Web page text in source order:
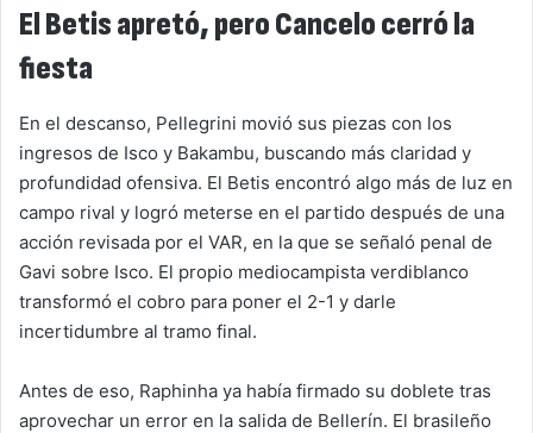
El Betis apretó, pero Cancelo cerró la
fiesta
En el descanso, Pellegrini movió sus piezas con los
ingresos de Isco y Bakambu, buscando más claridad y
profundidad ofensiva. El Betis encontró algo más de luz en
campo rival y logró meterse en el partido después de una
acción revisada por el VAR, en la que se señaló penal de
Gavi sobre Isco. El propio mediocampista verdiblanco
transformó el cobro para poner el 2-1 y darle
incertidumbre al tramo final.
Antes de eso, Raphinha ya había firmado su doblete tras
aprovechar un error en la salida de Bellerín. El brasileño